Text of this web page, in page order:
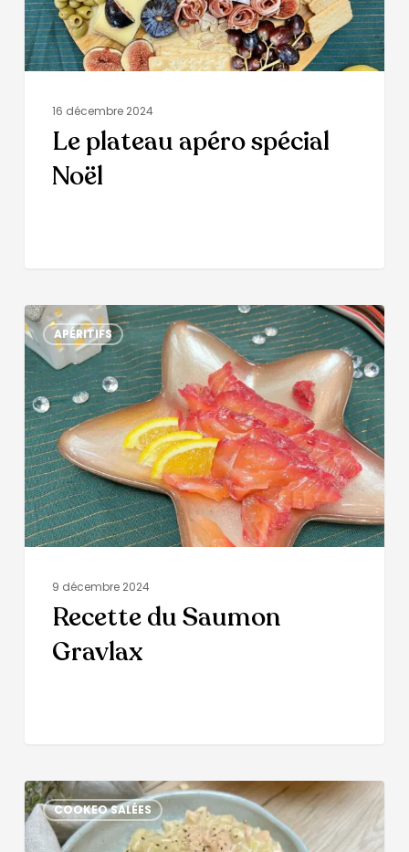
16 décembre 2024
Le plateau apéro spécial
Noël
APÉRITIFS
9 décembre 2024
Recette du Saumon
Gravlax
COOKEO SALÉES